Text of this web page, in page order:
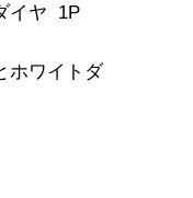
イヤ 1P
ホワイトダ